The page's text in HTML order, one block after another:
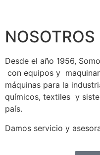
NOSOTROS
Desde el año 1956,
con equipos y
máquinas para la
químicos, textiles y
país.
Damos servicio y